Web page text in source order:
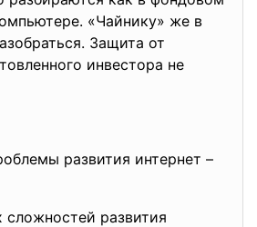
«Чайнику» же в
Защита от
инвестора не
развития интернет –
развития